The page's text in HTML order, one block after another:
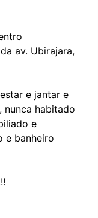
av. Ubirajara,
e jantar e
nunca habitado
e
e banheiro